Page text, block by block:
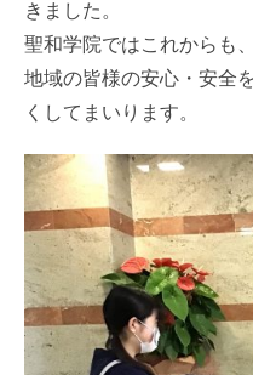
きました。
聖和学院ではこれからも
地域の皆様の安心・安全
くしてまいります。